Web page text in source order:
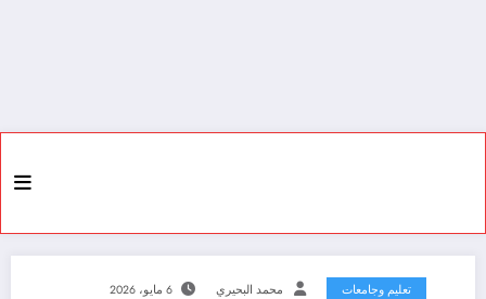
تعليم وجامعات محمد البحيري 6 مايو، 2026